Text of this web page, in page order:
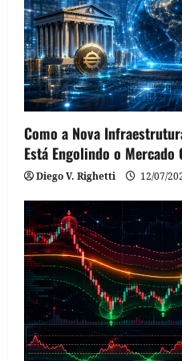
Como a Nova
Está Engolindo o Mercado
Diego V. Righetti 12/07/